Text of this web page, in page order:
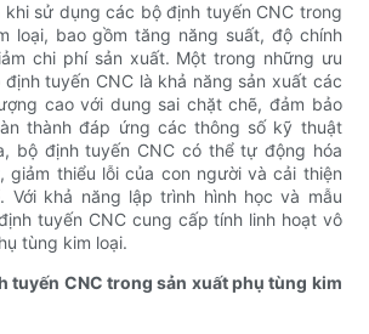
khi sử dụng các bộ định tuyến CNC trong
loại, bao gồm tăng năng suất, độ chính
chi phí sản xuất. Một trong những ưu
tuyến CNC là khả năng sản xuất các
cao với dung sai chặt chẽ, đảm bảo
thành đáp ứng các thông số kỹ thuật
bộ định tuyến CNC có thể tự động hóa
giảm thiểu lỗi của con người và cải thiện
Với khả năng lập trình hình học và mẫu
tuyến CNC cung cấp tính linh hoạt vô
tùng kim loại.
tuyến CNC trong sản xuất phụ tùng kim